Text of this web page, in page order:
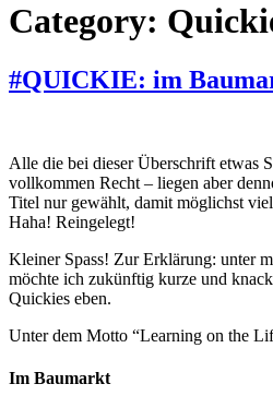
Category:
#QUICKIE: im
Alle die bei dieser Überschrift etwas
vollkommen Recht – liegen aber
Titel nur gewählt, damit möglichst
Haha! Reingelegt!
Kleiner Spass! Zur Erklärung: unter
möchte ich zukünftig kurze und
Quickies eben.
Unter dem Motto “Learning on the
Im Baumarkt